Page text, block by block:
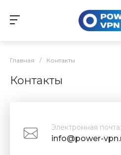
Главная / Контакты
Контакты
Электронная почта:
info@power-